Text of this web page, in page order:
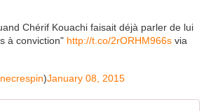
Chérif Kouachi faisait déjà parler de lui
à conviction" http://t.co/2rORHM966s via
)January 08, 2015